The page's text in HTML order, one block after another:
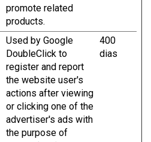
promote related
products.
Used by Google
DoubleClick to
register and report
the website user's
actions after viewing
or clicking one of the
advertiser's ads with
the purpose of
400
dias